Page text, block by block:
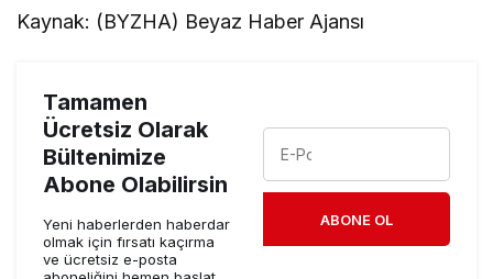
Kaynak: (BYZHA) Beyaz Haber Ajansı
Tamamen
Ücretsiz Olarak
Bültenimize
Abone Olabilirsin
Yeni haberlerden haberdar
olmak için fırsatı kaçırma
ve ücretsiz e-posta
ABONE OL